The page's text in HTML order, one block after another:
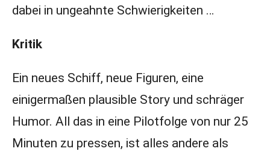
dabei in ungeahnte Schwierigkeiten …
Kritik
Ein neues Schiff, neue Figuren, eine
einigermaßen plausible Story und schräger
Humor. All das in eine Pilotfolge von nur 25
Minuten zu pressen, ist alles andere als